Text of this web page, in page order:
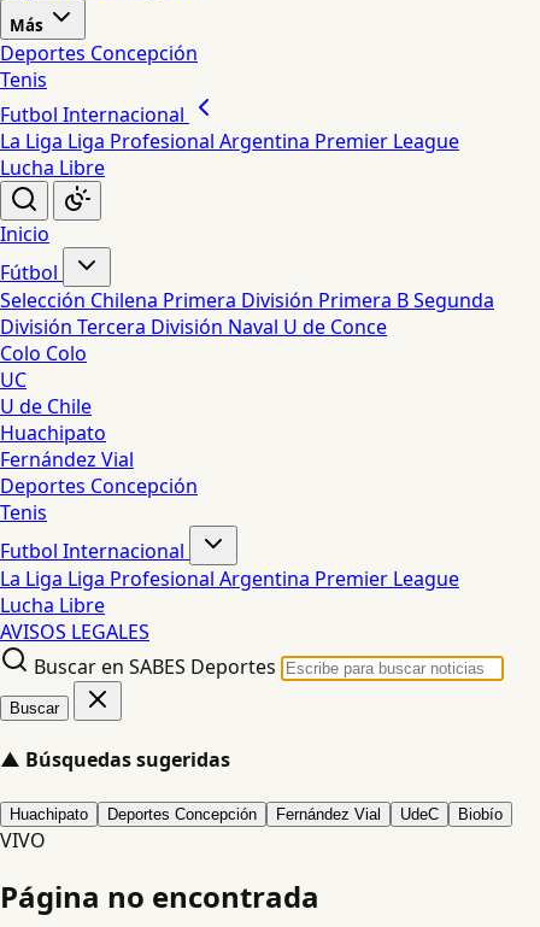
Más
Deportes Concepción
Tenis
Futbol Internacional
La Liga Liga Profesional Argentina Premier League
Lucha Libre
Inicio
Fútbol
Selección Chilena Primera División Primera BSegunda
División Tercera División Naval U de Conce
Colo Colo
UC
U de Chile
Huachipato
Fernández Vial
Deportes Concepción
Tenis
Futbol Internacional
La Liga Liga Profesional Argentina Premier League
Lucha Libre
AVISOS LEGALES
Buscar en SABES Deportes
Buscar
▲ Búsquedas sugeridas
Huachipato Deportes Concepción Fernández Vial UdeC Biobío
VIVO
Página no encontrada